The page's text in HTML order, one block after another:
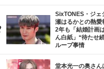
SixTONES・ジェ
瀬はるかとの熱愛
2年も「結婚計画
ん白紙」“待たせ
ループ事情
堂本光一の奥さん